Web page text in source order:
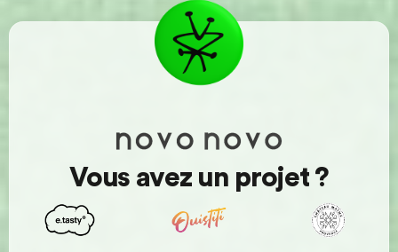
Vous avez un projet ?